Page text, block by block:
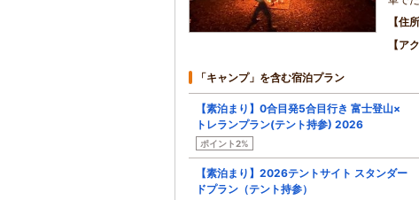
住所
ア
「キャンプ」を含む宿泊プラン
【素泊まり】0合目発5合目行き 富士登山×
トレランプラン(テント持参) 2026
ポイント2%
【素泊まり】2026テントサイト スタンダー
ドプラン（テント持参）